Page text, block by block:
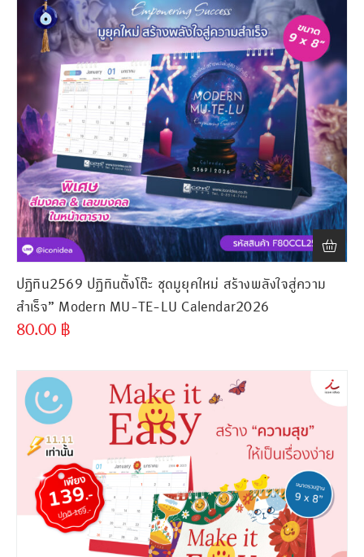
ปฏิทิน2569 ปฏิทินตั้งโต๊ะ ชุดมูยุคใหม่ สร้างพลังใจสู่ความ
สำเร็จ” Modern MU-TE-LU Calendar2026
80.00 ฿